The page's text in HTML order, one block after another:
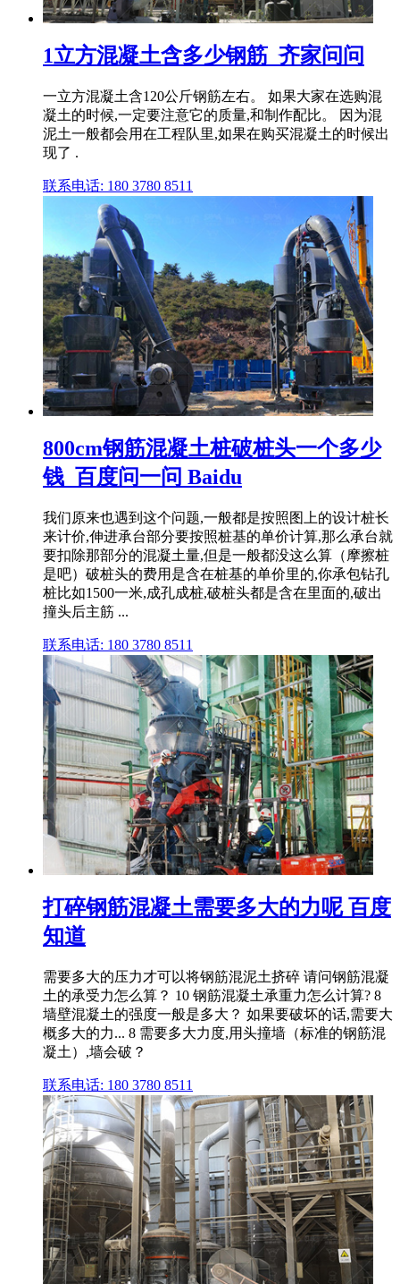
1立方混凝土含多少钢筋_齐家问问
一立方混凝土含120公斤钢筋左右。 如果大家在选购混
凝土的时候,一定要注意它的质量,和制作配比。 因为混
泥土一般都会用在工程队里,如果在购买混凝土的时候出
现了 .
联系电话: 180 3780 8511
800cm钢筋混凝土桩破桩头一个多少
钱_百度问一问 Baidu
我们原来也遇到这个问题,一般都是按照图上的设计桩长
来计价,伸进承台部分要按照桩基的单价计算,那么承台就
要扣除那部分的混凝土量,但是一般都没这么算（摩擦桩
是吧）破桩头的费用是含在桩基的单价里的,你承包钻孔
桩比如1500一米,成孔成桩,破桩头都是含在里面的,破出
撞头后主筋 ...
联系电话: 180 3780 8511
打碎钢筋混凝土需要多大的力呢 百度
知道
需要多大的压力才可以将钢筋混泥土挤碎 请问钢筋混凝
土的承受力怎么算？ 10 钢筋混凝土承重力怎么计算? 8
墙壁混凝土的强度一般是多大？ 如果要破坏的话,需要大
概多大的力... 8 需要多大力度,用头撞墙（标准的钢筋混
凝土）,墙会破？
联系电话: 180 3780 8511